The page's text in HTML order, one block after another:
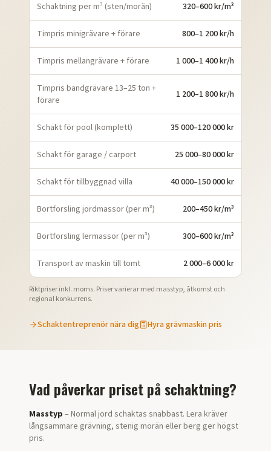
Schaktning per m³ (sten/morän) 320–600 kr/m³
Timpris minigrävare + förare 800–1 200 kr/h
Timpris mellangrävare + förare 1 000–1 400 kr/h
Timpris bandgrävare 13–25 ton +
förare
1 200–1 800 kr/h
Schakt för pool (komplett) 35 000–120 000 kr
Schakt för garage / carport 25 000–80 000 kr
Schakt för tillbyggnad villa 40 000–150 000 kr
Bortforsling jordmassor (per m³) 200–450 kr/m³
Bortforsling lermassor (per m³) 300–600 kr/m³
Transport av maskin till tomt 2 000–6 000 kr
Riktpriser inkl. moms. Priser varierar med masstyp, åtkomst och
regional konkurrens.
Schaktentreprenör nära dig Hyra grävmaskin pris
Vad påverkar priset på schaktning?
Masstyp – Normal jord schaktas snabbast. Lera kräver
långsammare grävning, stenig morän eller berg ger högst
pris.